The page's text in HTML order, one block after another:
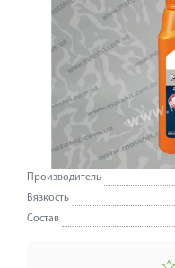
Производитель
Вязкость
Состав